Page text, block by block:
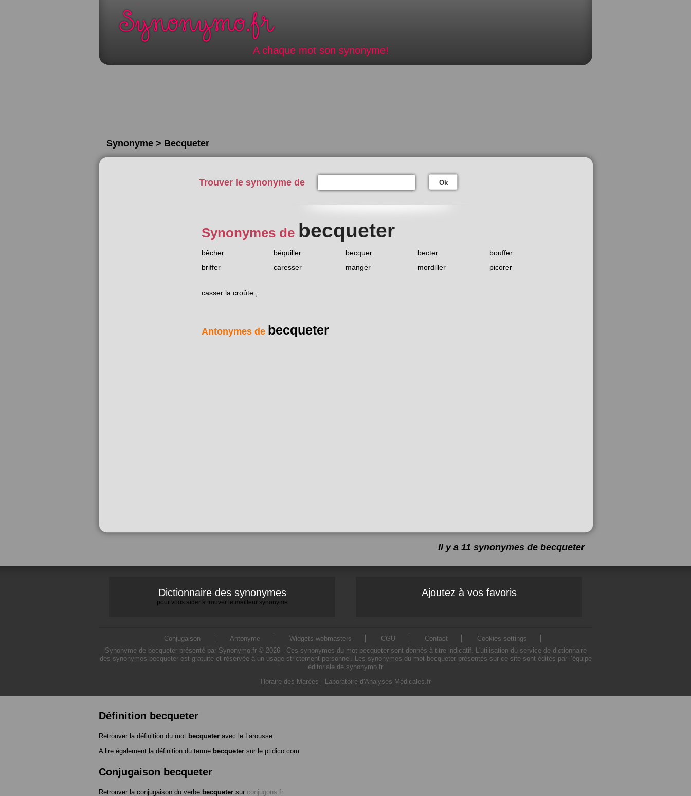
A chaque mot son synonyme!
Synonyme > Becqueter
Trouver le synonyme de Ok
Synonymes de becqueter
bêcher béquiller becquer becter
bouffer
briffer
caresser manger mordiller picorer
casser la croûte
Antonymes de becqueter
Il y a 11 synonymes de becqueter
Dictionnaire des synonymes
pour vous aider à trouver le meilleur synonyme
Ajoutez à vos favoris
Conjugaison Antonyme Widgets webmasters CGU Contact
Cookies settings
Synonyme de becqueter présenté par Synonymo.fr © 2026 - Ces synonymes du mot becqueter sont donnés à titre indicatif. L'utilisation du service de dictionnaire
des synonymes becqueter est gratuite et réservée à un usage strictement personnel. Les synonymes du mot becqueter présentés sur ce site sont édités par l’équipe
éditoriale de synonymo.fr
Horaire des Marées - Laboratoire d'Analyses Médicales.fr
Définition becqueter
Retrouver la définition du mot becqueter avec le Larousse
A lire également la définition du terme becqueter sur le ptidico.com
Conjugaison becqueter
Retrouver la conjugaison du verbe becqueter sur conjugons.fr